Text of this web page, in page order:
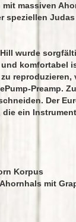
mit massiven
speziellen
wurde
komfortabel
Preamp.
Der
ein
Korpus
mit